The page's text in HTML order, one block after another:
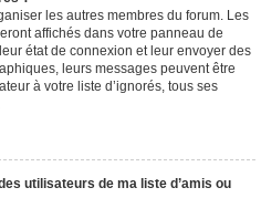
les autres membres du forum. Les
affichés dans votre panneau de
état de connexion et leur envoyer des
leurs messages peuvent être
à votre liste d’ignorés, tous ses
utilisateurs de ma liste d’amis ou